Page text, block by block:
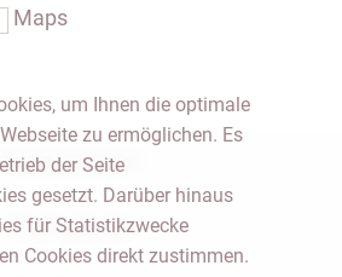
Notar Dresden
Fachgebiete
Maps
um Ihnen die optimale
zu ermöglichen. Es
der Seite
gesetzt. Darüber hinaus
für Statistikzwecke
Cookies direkt zustimmen.